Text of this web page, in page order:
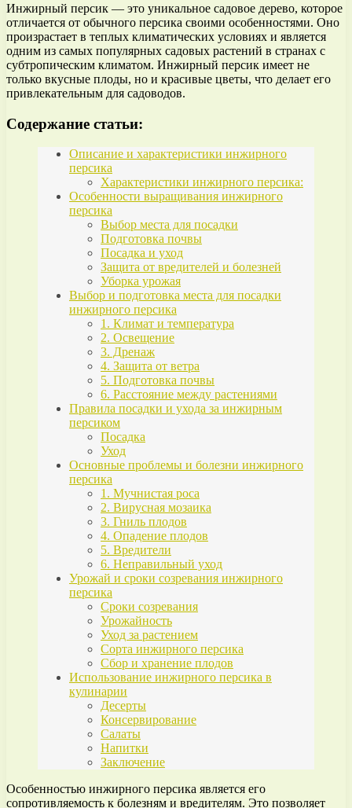
Инжирный персик — это уникальное садовое дерево, которое
отличается от обычного персика своими особенностями. Оно
произрастает в теплых климатических условиях и является
одним из самых популярных садовых растений в странах с
субтропическим климатом. Инжирный персик имеет не
только вкусные плоды, но и красивые цветы, что делает его
привлекательным для садоводов.
Содержание статьи:
Описание и характеристики инжирного
персика
Характеристики инжирного персика:
Особенности выращивания инжирного
персика
Выбор места для посадки
Подготовка почвы
Посадка и уход
Защита от вредителей и болезней
Уборка урожая
Выбор и подготовка места для посадки
инжирного персика
1. Климат и температура
2. Освещение
3. Дренаж
4. Защита от ветра
5. Подготовка почвы
6. Расстояние между растениями
Правила посадки и ухода за инжирным
персиком
Посадка
Уход
Основные проблемы и болезни инжирного
персика
1. Мучнистая роса
2. Вирусная мозаика
3. Гниль плодов
4. Опадение плодов
5. Вредители
6. Неправильный уход
Урожай и сроки созревания инжирного
персика
Сроки созревания
Урожайность
Уход за растением
Сорта инжирного персика
Сбор и хранение плодов
Использование инжирного персика в
кулинарии
Десерты
Консервирование
Салаты
Напитки
Заключение
Особенностью инжирного персика является его
сопротивляемость к болезням и вредителям. Это позволяет